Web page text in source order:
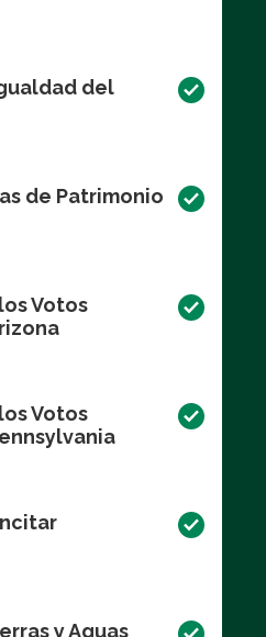
del
de Patrimonio
Votos
Votos
y Aguas